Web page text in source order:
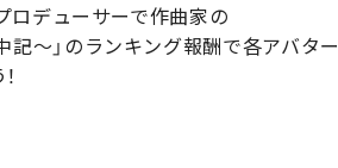
ロデューサーで作曲家の
記～」のランキング報酬で各アバター